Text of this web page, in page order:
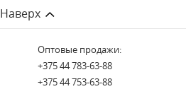
Наверх
Оптовые продажи:
+375 44 783-63-88
+375 44 753-63-88